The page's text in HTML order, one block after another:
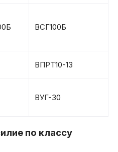
ВСГ100Б
ВПРТ10-13
ВУГ-30
по классу